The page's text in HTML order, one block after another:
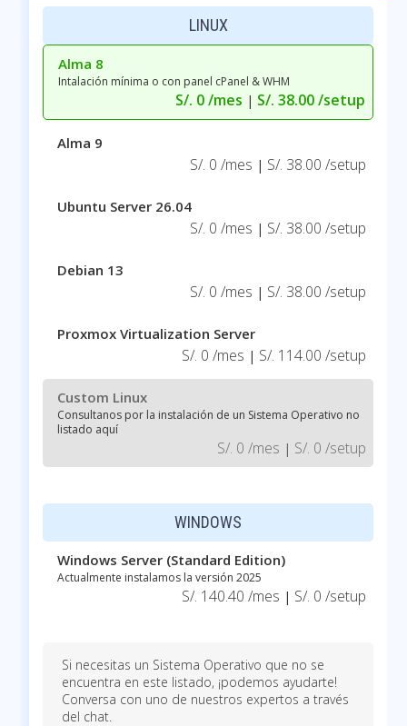
LINUX
Alma 8
Intalación mínima o con panel cPanel & WHM
S/. 0 /mes | S/. 38.00 /setup
Alma 9
S/. 0 /mes | S/. 38.00 /setup
Ubuntu Server 26.04
S/. 0 /mes | S/. 38.00 /setup
Debian 13
S/. 0 /mes | S/. 38.00 /setup
Proxmox Virtualization Server
S/. 0 /mes | S/. 114.00 /setup
Custom Linux
Consultanos por la instalación de un Sistema Operativo no
listado aquí
S/. 0 /mes | S/. 0 /setup
WINDOWS
Windows Server (Standard Edition)
Actualmente instalamos la versión 2025
S/. 140.40 /mes | S/. 0 /setup
Si necesitas un Sistema Operativo que no se
encuentra en este listado, ¡podemos ayudarte!
Conversa con uno de nuestros expertos a través
del chat.